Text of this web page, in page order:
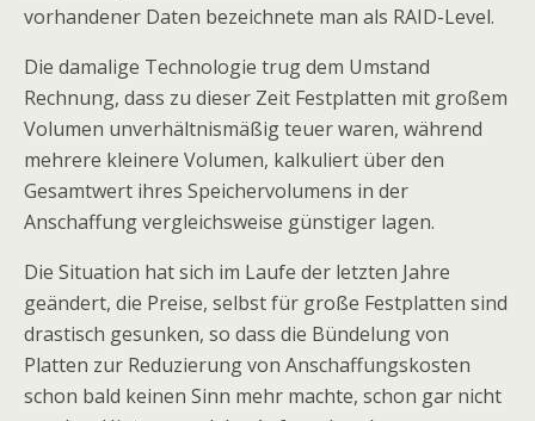
vorhandener Daten bezeichnete man als RAID-Level.
Die damalige Technologie trug dem Umstand
Rechnung, dass zu dieser Zeit Festplatten mit großem
Volumen unverhältnismäßig teuer waren, während
mehrere kleinere Volumen, kalkuliert über den
Gesamtwert ihres Speichervolumens in der
Anschaffung vergleichsweise günstiger lagen.
Die Situation hat sich im Laufe der letzten Jahre
geändert, die Preise, selbst für große Festplatten sind
drastisch gesunken, so dass die Bündelung von
Platten zur Reduzierung von Anschaffungskosten
schon bald keinen Sinn mehr machte, schon gar nicht